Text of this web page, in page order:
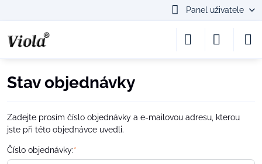
Panel uživatele
Stav objednávky
Zadejte prosím číslo objednávky a e-mailovou adresu, kterou
jste při této objednávce uvedli.
Číslo objednávky:*